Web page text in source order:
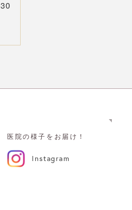
30
医院の様子をお届け！
Instagram